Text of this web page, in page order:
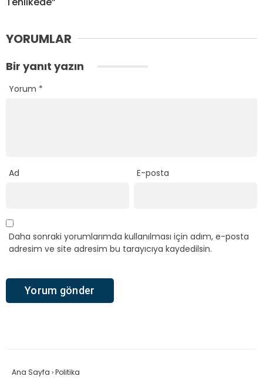
YORUMLAR
Bir yanıt yazın
Yorum *
Ad E-posta
Daha sonraki yorumlarımda kullanılması için adım, e-posta
adresim ve site adresim bu tarayıcıya kaydedilsin.
Ana Sayfa ›Politika